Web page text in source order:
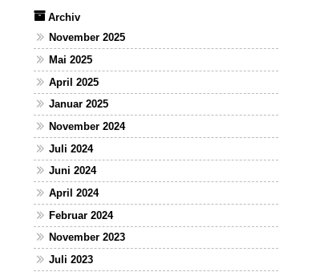
Archiv
November 2025
Mai 2025
April 2025
Januar 2025
November 2024
Juli 2024
Juni 2024
April 2024
Februar 2024
November 2023
Juli 2023